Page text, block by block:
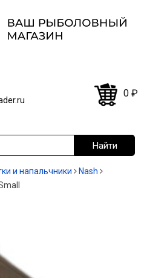
0 ₽
и напальчники
Nash